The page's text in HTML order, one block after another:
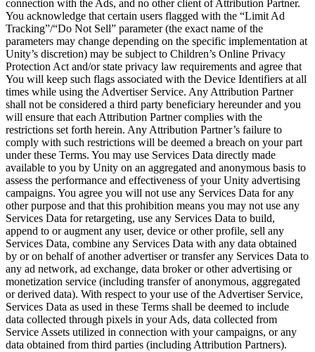
connection with the Ads, and no other client of Attribution Partner.
You acknowledge that certain users flagged with the “Limit Ad
Tracking”/“Do Not Sell” parameter (the exact name of the
parameters may change depending on the specific implementation at
Unity’s discretion) may be subject to Children’s Online Privacy
Protection Act and/or state privacy law requirements and agree that
You will keep such flags associated with the Device Identifiers at all
times while using the Advertiser Service. Any Attribution Partner
shall not be considered a third party beneficiary hereunder and you
will ensure that each Attribution Partner complies with the
restrictions set forth herein. Any Attribution Partner’s failure to
comply with such restrictions will be deemed a breach on your part
under these Terms. You may use Services Data directly made
available to you by Unity on an aggregated and anonymous basis to
assess the performance and effectiveness of your Unity advertising
campaigns. You agree you will not use any Services Data for any
other purpose and that this prohibition means you may not use any
Services Data for retargeting, use any Services Data to build,
append to or augment any user, device or other profile, sell any
Services Data, combine any Services Data with any data obtained
by or on behalf of another advertiser or transfer any Services Data to
any ad network, ad exchange, data broker or other advertising or
monetization service (including transfer of anonymous, aggregated
or derived data). With respect to your use of the Advertiser Service,
Services Data as used in these Terms shall be deemed to include
data collected through pixels in your Ads, data collected from
Service Assets utilized in connection with your campaigns, or any
data obtained from third parties (including Attribution Partners).